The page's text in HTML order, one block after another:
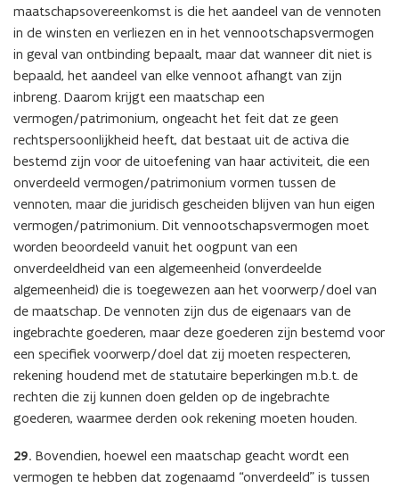
maatschapsovereenkomst is die het aandeel van de vennoten
in de winsten en verliezen en in het vennootschapsvermogen
in geval van ontbinding bepaalt, maar dat wanneer dit niet is
bepaald, het aandeel van elke vennoot afhangt van zijn
inbreng. Daarom krijgt een maatschap een
vermogen/patrimonium, ongeacht het feit dat ze geen
rechtspersoonlijkheid heeft, dat bestaat uit de activa die
bestemd zijn voor de uitoefening van haar activiteit, die een
onverdeeld vermogen/patrimonium vormen tussen de
vennoten, maar die juridisch gescheiden blijven van hun eigen
vermogen/patrimonium. Dit vennootschapsvermogen moet
worden beoordeeld vanuit het oogpunt van een
onverdeeldheid van een algemeenheid (onverdeelde
algemeenheid) die is toegewezen aan het voorwerp/doel van
de maatschap. De vennoten zijn dus de eigenaars van de
ingebrachte goederen, maar deze goederen zijn bestemd voor
een specifiek voorwerp/doel dat zij moeten respecteren,
rekening houdend met de statutaire beperkingen m.b.t. de
rechten die zij kunnen doen gelden op de ingebrachte
goederen, waarmee derden ook rekening moeten houden.
29. Bovendien, hoewel een maatschap geacht wordt een
vermogen te hebben dat zogenaamd “onverdeeld” is tussen